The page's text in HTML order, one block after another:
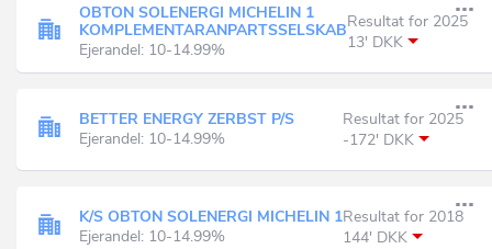
OBTON SOLENERGI MICHELIN 1
KOMPLEMENTARANPARTSSELSKAB
Ejerandel: 10-14.99%
Resultat for 2025
13' DKK
BETTER ENERGY ZERBST P/S
Ejerandel: 10-14.99%
Resultat for 2025
-172' DKK
K/S OBTON SOLENERGI MICHELIN 1
Ejerandel: 10-14.99%
Resultat for 2018
144' DKK